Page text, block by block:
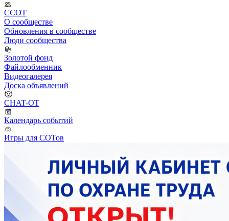
ССОТ
О сообществе
Обновления в сообществе
Люди сообщества
Золотой фонд
Файлообменник
Видеогалерея
Доска объявлений
CHAT-OT
Календарь событий
Игры для СОТов